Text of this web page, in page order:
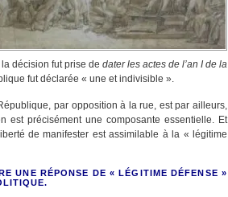
décision fut prise de dater les actes de l’an I de la
fut déclarée « une et indivisible ».
par opposition à la rue, est par ailleurs,
est précisément une composante essentielle. Et
de manifester est assimilable à la « légitime
UNE RÉPONSE DE « LÉGITIME DÉFENSE »
.